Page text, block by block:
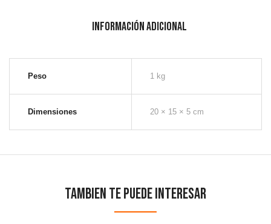
Información adicional
Peso 1 kg
Dimensiones 20 × 15 × 5 cm
Tambien te puede interesar